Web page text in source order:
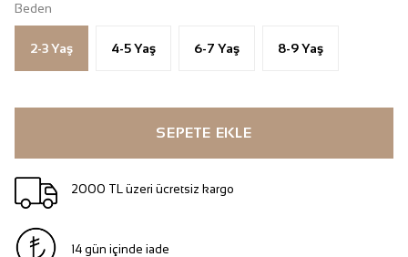
Beden
2-3 Yaş 4-5 Yaş 6-7 Yaş 8-9 Yaş
SEPETE EKLE
2000 TL üzeri ücretsiz kargo
14 gün içinde iade